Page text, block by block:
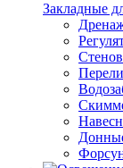
Закладные